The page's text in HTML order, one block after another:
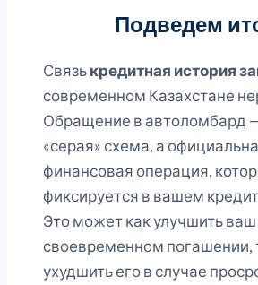
Подведем
Связькредитная история
современном Казахстане
Обращение в автоломбард —
«серая» схема, а
финансовая операция,
фиксируется в вашем
Это может как улучшить ваш
своевременном погашении,
ухудшить его в случае